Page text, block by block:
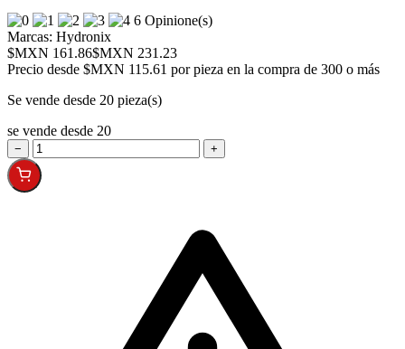
6 Opinione(s)
Marcas: Hydronix
$MXN 161.86$MXN 231.23
Precio desde $MXN 115.61 por pieza en la compra de 300 o más
Se vende desde 20 pieza(s)
se vende desde 20
− +